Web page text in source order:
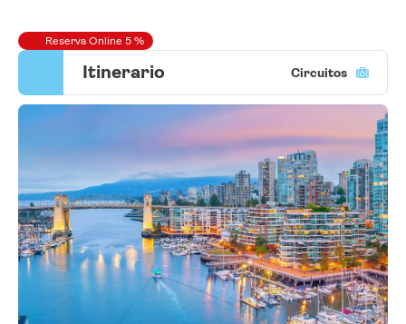
Reserva Online 5 %
Itinerario Circuitos